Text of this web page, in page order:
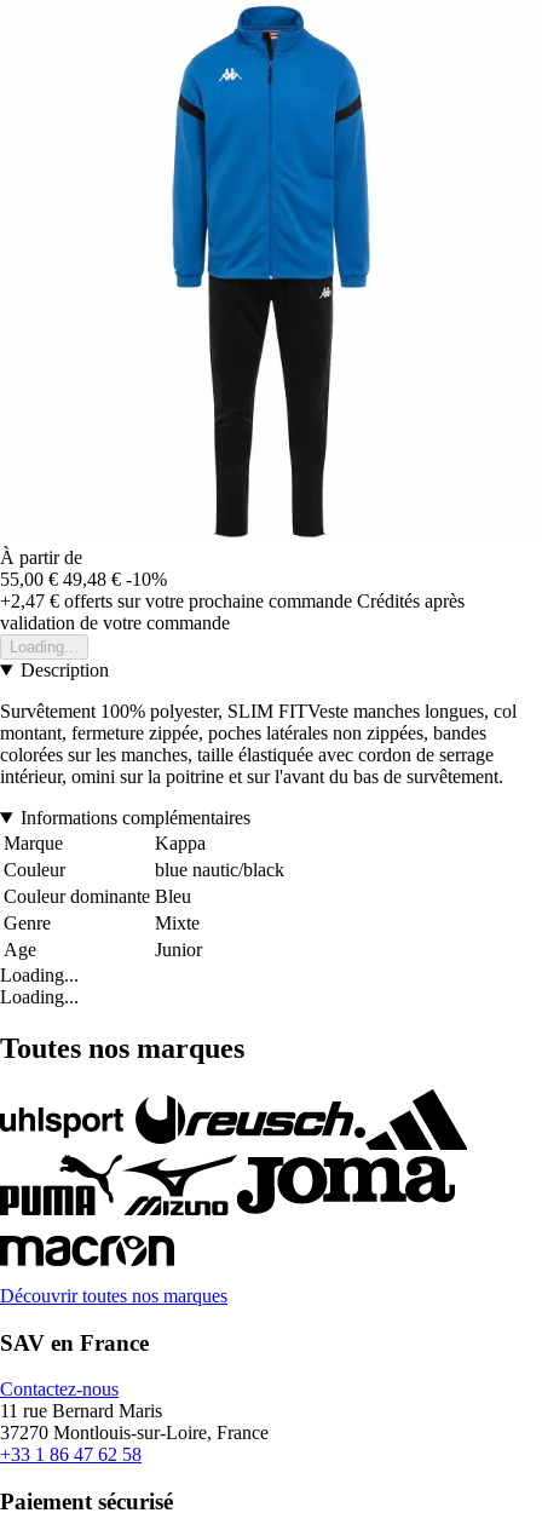
À partir de
55,00 € 49,48 € -10%
+2,47 € offerts sur votre prochaine commande Crédités après
validation de votre commande
Loading...
Description
Survêtement 100% polyester, SLIM FITVeste manches longues, col
montant, fermeture zippée, poches latérales non zippées, bandes
colorées sur les manches, taille élastiquée avec cordon de serrage
intérieur, omini sur la poitrine et sur l'avant du bas de survêtement.
Informations complémentaires
Marque
Kappa
Couleur
blue nautic/black
Couleur dominante Bleu
Genre
Mixte
Age
Junior
Loading...
Loading...
Toutes nos marques
Découvrir toutes nos marques
SAV en France
Contactez-nous
11 rue Bernard Maris
37270 Montlouis-sur-Loire, France
+33 1 86 47 62 58
Paiement sécurisé